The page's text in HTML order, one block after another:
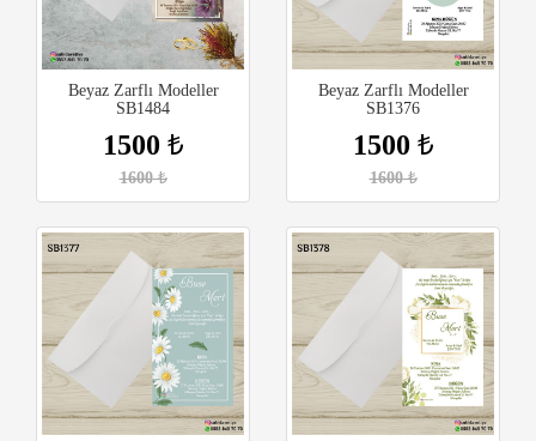
Beyaz Zarflı Modeller
SB1484
1500 ₺
1600₺
Beyaz Zarflı Modeller
SB1376
1500 ₺
1600₺